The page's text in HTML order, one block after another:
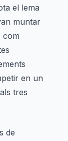
el lema
muntar
com
en un
tres
de